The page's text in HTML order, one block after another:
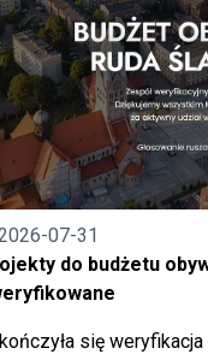
07-31
do budżetu
się